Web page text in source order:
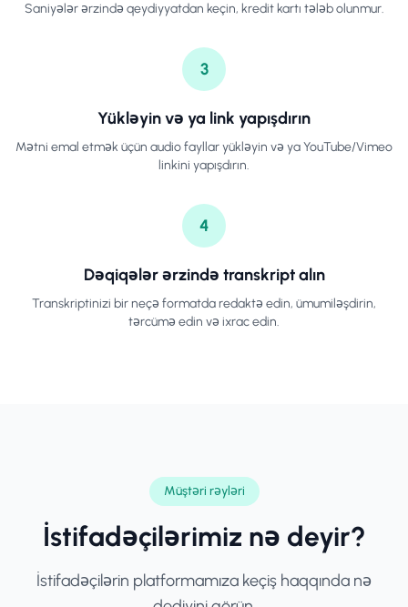
Saniyələr ərzində qeydiyyatdan keçin, kredit kartı tələb olunmur.
3
Yükləyin və ya link yapışdırın
Mətni emal etmək üçün audio fayllar yükləyin və ya YouTube/Vimeo
linkini yapışdırın.
4
Dəqiqələr ərzində transkript alın
Transkriptinizi bir neçə formatda redaktə edin, ümumiləşdirin,
tərcümə edin və ixrac edin.
Müştəri rəyləri
İstifadəçilərimiz nə deyir?
İstifadəçilərin platformamıza keçiş haqqında nə